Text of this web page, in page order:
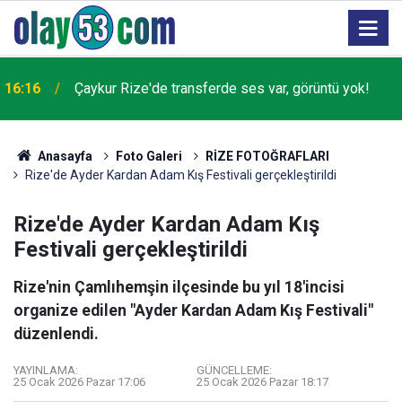
16:16 Çaykur Rize'de transferde ses var, görüntü yok!
Anasayfa Foto Galeri
RİZE FOTOĞRAFLARI
Rize'de Ayder Kardan Adam Kış Festivali gerçekleştirildi
Rize'de Ayder Kardan Adam Kış
Festivali gerçekleştirildi
Rize'nin Çamlıhemşin ilçesinde bu yıl 18'incisi
organize edilen "Ayder Kardan Adam Kış Festivali"
düzenlendi.
YAYINLAMA:
25 Ocak 2026 Pazar 17:06
GÜNCELLEME:
25 Ocak 2026 Pazar 18:17